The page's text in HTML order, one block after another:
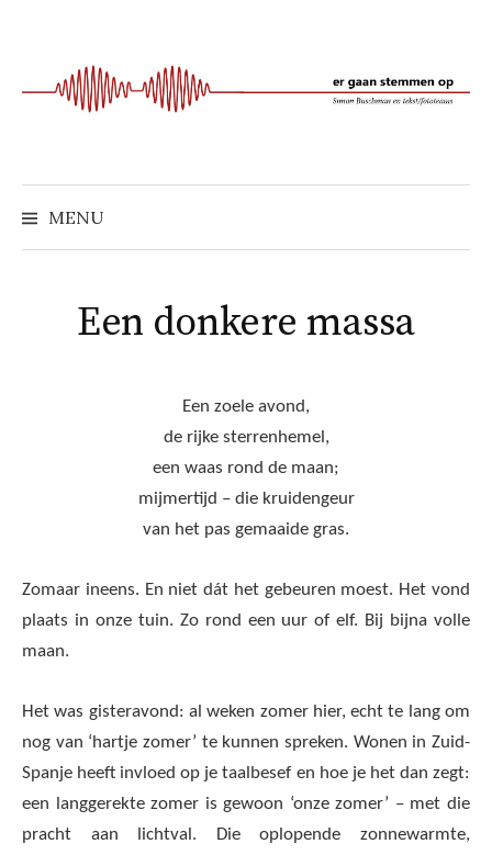
springen
MENU
Een donkere massa
Een zoele avond,
de rijke sterrenhemel,
een waas rond de maan;
mijmertijd – die kruidengeur
van het pas gemaaide gras.
Zomaar ineens. En niet dát het gebeuren moest. Het vond
plaats in onze tuin. Zo rond een uur of elf. Bij bijna volle
maan.
Het was gisteravond: al weken zomer hier, echt te lang om
nog van ‘hartje zomer’ te kunnen spreken. Wonen in Zuid-
Spanje heeft invloed op je taalbesef en hoe je het dan zegt:
een langgerekte zomer is gewoon ‘onze zomer’ – met die
pracht aan lichtval. Die oplopende zonnewarmte,